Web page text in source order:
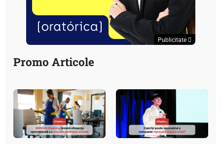
Publicitate
Promo Articole